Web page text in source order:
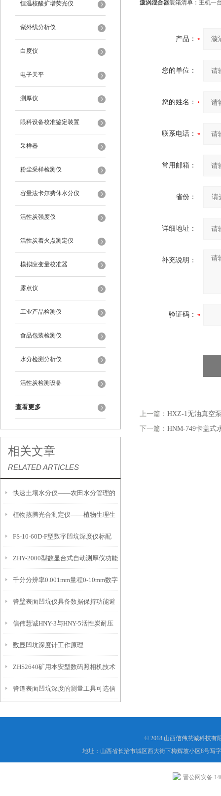
恒温核酸扩增荧光仪
紫外线分析仪
白度仪
电子天平
测厚仪
眼科设备校准鉴定装置
采样器
粉尘采样检测仪
容量法卡尔费休水分仪
活性炭强度仪
活性炭着火点测定仪
模拟应变量校准器
露点仪
工业产品检测仪
食品包装检测仪
水分检测分析仪
活性炭检测设备
查看更多
相关文章
RELATED ARTICLES
快速土壤水分仪——农田水分管理的
便携式检测工具
植物蒸腾光合测定仪——植物生理生
态的实时监测设备
FS-10-60D-F型数字凹坑深度仪标配
IP54级表头分辨率0.01mm量程
10mm！
ZHY-2000型数显台式自动测厚仪功能
特点
千分分辨率0.001mm量程0-10mm数字
埋头度仪技术参数！
管壁表面凹坑仪具备数据保持功能避
免测试过程中测针移动导致数据变动
信伟慧诚HNY-3与HNY-5活性炭耐压
强度测定仪技术参数！
数显凹坑深度计工作原理
ZHS2640矿用本安型数码照相机技术
参数！
管道表面凹坑深度的测量工具可选信
漩涡混合器装箱清单：主机一
产品：
您的单位：
您的姓名：
联系电话：
常用邮箱：
省份：
详细地址：
补充说明：
验证码：
上一篇： HXZ-1无油真空
下一篇： HNM-749卡盖式
© 2018 山西信伟慧诚科技有
地址：山西省长治市城区西大街下梅辉坡小区8号写
晋公网安备